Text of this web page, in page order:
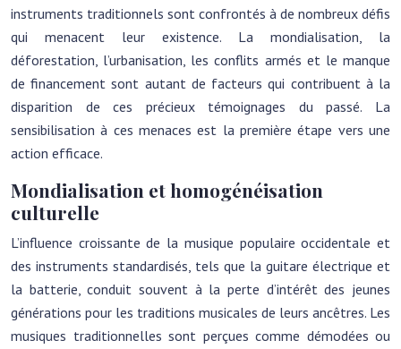
instruments traditionnels sont confrontés à de nombreux défis
qui menacent leur existence. La mondialisation, la
déforestation, l’urbanisation, les conflits armés et le manque
de financement sont autant de facteurs qui contribuent à la
disparition de ces précieux témoignages du passé. La
sensibilisation à ces menaces est la première étape vers une
action efficace.
Mondialisation et homogénéisation
culturelle
L’influence croissante de la musique populaire occidentale et
des instruments standardisés, tels que la guitare électrique et
la batterie, conduit souvent à la perte d’intérêt des jeunes
générations pour les traditions musicales de leurs ancêtres. Les
musiques traditionnelles sont perçues comme démodées ou